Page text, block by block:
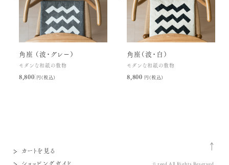
角座 （波・グレー）
モダンな和紙の敷物
8,800円(税込)
角座（波・白）
モダンな和紙の敷物
8,800円(税込)
カートを見る